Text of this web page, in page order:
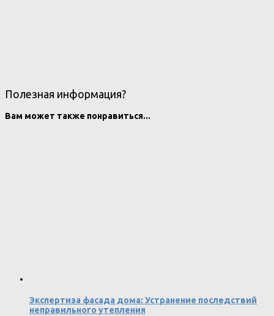
Полезная информация?
Вам может также понравиться...
Экспертиза фасада дома: Устранение последствий
неправильного утепления